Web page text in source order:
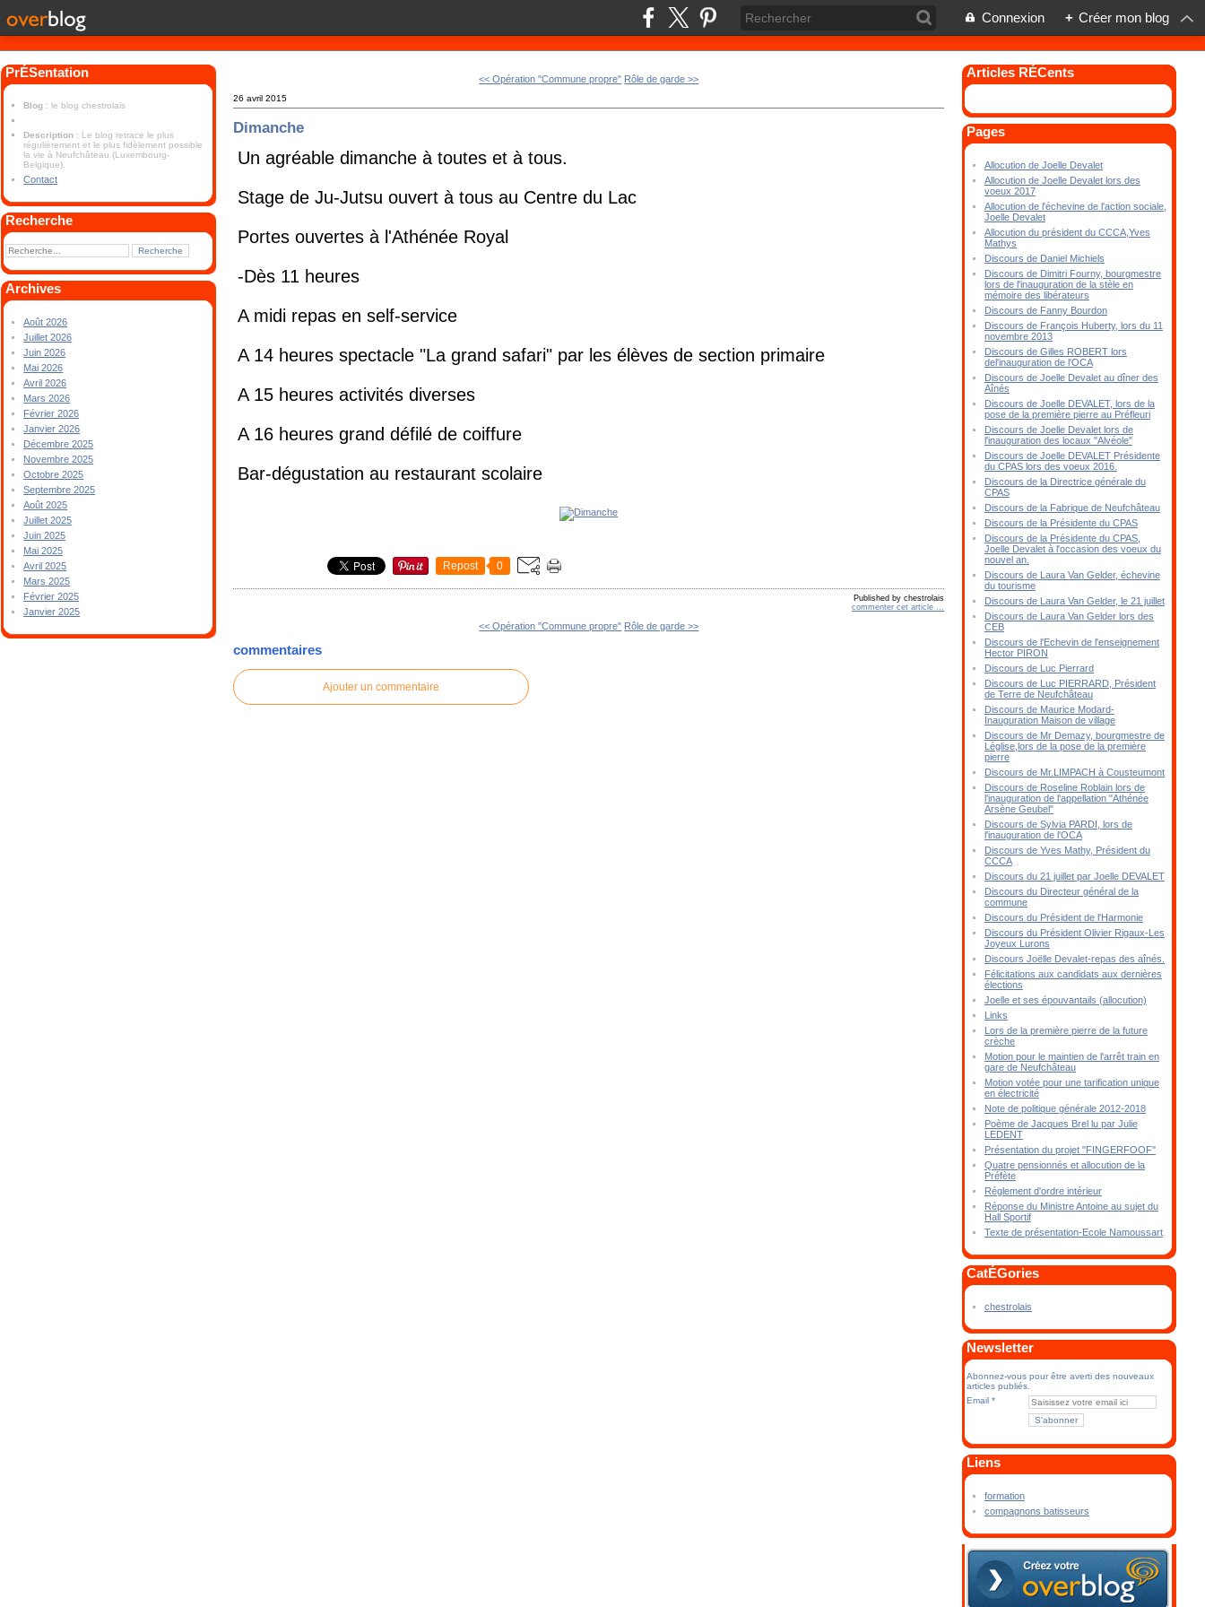
Connexion + Créer mon blog
PrÉSentation
Blog : le blog chestrolais
Description : Le blog retrace le plus
régulièrement et le plus fidèlement possible
la vie à Neufchâteau (Luxembourg-
Belgique).
Contact
Recherche
Archives
Août 2026
Juillet 2026
Juin 2026
Mai 2026
Avril 2026
Mars 2026
Février 2026
Janvier 2026
Décembre 2025
Novembre 2025
Octobre 2025
Septembre 2025
Août 2025
Juillet 2025
Juin 2025
Mai 2025
Avril 2025
Mars 2025
Février 2025
Janvier 2025
<< Opération "Commune propre" Rôle de garde >>
26 avril 2015
Dimanche
Un agréable dimanche à toutes et à tous.
Stage de Ju-Jutsu ouvert à tous au Centre du Lac
Portes ouvertes à l'Athénée Royal
-Dès 11 heures
A midi repas en self-service
A 14 heures spectacle "La grand safari" par les élèves de section primaire
A 15 heures activités diverses
A 16 heures grand défilé de coiffure
Bar-dégustation au restaurant scolaire
Repost 0
Published by chestrolais
commenter cet article
<< Opération "Commune propre" Rôle de garde >>
commentaires
Ajouter un commentaire
Articles RÉCents
Pages
Allocution de Joelle Devalet
Allocution de Joelle Devalet lors des
voeux 2017
Allocution de l'échevine de l'action sociale,
Joelle Devalet
Allocution du président du CCCA,Yves
Mathys
Discours de Daniel Michiels
Discours de Dimitri Fourny, bourgmestre
lors de l'inauguration de la stèle en
mémoire des libérateurs
Discours de Fanny Bourdon
Discours de François Huberty, lors du 11
novembre 2013
Discours de Gilles ROBERT lors
del'inauguration de l'OCA
Discours de Joelle Devalet au dîner des
Aînés
Discours de Joelle DEVALET, lors de la
pose de la première pierre au Préfleuri
Discours de Joelle Devalet lors de
l'inauguration des locaux "Alvéole"
Discours de Joelle DEVALET Présidente
du CPAS lors des voeux 2016.
Discours de la Directrice générale du
CPAS
Discours de la Fabrique de Neufchâteau
Discours de la Présidente du CPAS
Discours de la Présidente du CPAS,
Joelle Devalet à l'occasion des voeux du
nouvel an.
Discours de Laura Van Gelder, échevine
du tourisme
Discours de Laura Van Gelder, le 21 juillet
Discours de Laura Van Gelder lors des
CEB
Discours de l'Echevin de l'enseignement
Hector PIRON
Discours de Luc Pierrard
Discours de Luc PIERRARD, Président
de Terre de Neufchâteau
Discours de Maurice Modard-
Inauguration Maison de village
Discours de Mr Demazy, bourgmestre de
Léglise,lors de la pose de la première
pierre
Discours de Mr.LIMPACH à Cousteumont
Discours de Roseline Roblain lors de
l'inauguration de l'appellation "Athénée
Arsène Geubel"
Discours de Sylvia PARDI, lors de
l'inauguration de l'OCA
Discours de Yves Mathy, Président du
CCCA
Discours du 21 juillet par Joelle DEVALET
Discours du Directeur général de la
commune
Discours du Président de l'Harmonie
Discours du Président Olivier Rigaux-Les
Joyeux Lurons
Discours Joëlle Devalet-repas des aînés.
Félicitations aux candidats aux dernières
élections
Joelle et ses épouvantails (allocution)
Links
Lors de la première pierre de la future
crèche
Motion pour le maintien de l'arrêt train en
gare de Neufchâteau
Motion votée pour une tarification unique
en électricité
Note de politique générale 2012-2018
Poème de Jacques Brel lu par Julie
LEDENT
Présentation du projet "FINGERFOOF"
Quatre pensionnés et allocution de la
Préfète
Réglement d'ordre intérieur
Réponse du Ministre Antoine au sujet du
Hall Sportif
Texte de présentation-Ecole Namoussart
CatÉGories
chestrolais
Newsletter
Abonnez-vous pour être averti des nouveaux
articles publiés.
Email
Liens
formation
compagnons batisseurs